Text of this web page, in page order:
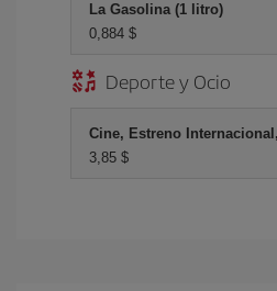
La Gasolina (1 litro)
0,884 $
Deporte y Ocio
Cine, Estreno
3,85 $